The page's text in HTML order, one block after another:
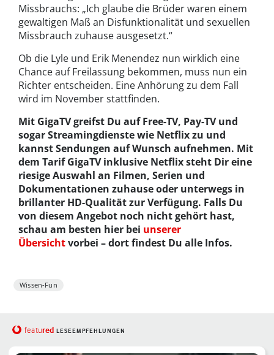
Missbrauchs: „Ich glaube die Brüder waren einem
gewaltigen Maß an Disfunktionalität und sexuellen
Missbrauch zuhause ausgesetzt.“
Ob die Lyle und Erik Menendez nun wirklich eine
Chance auf Freilassung bekommen, muss nun ein
Richter entscheiden. Eine Anhörung zu dem Fall
wird im November stattfinden.
Mit GigaTV greifst Du auf Free-TV, Pay-TV und
sogar Streamingdienste wie Netflix zu und
kannst Sendungen auf Wunsch aufnehmen. Mit
dem Tarif GigaTV inklusive Netflix steht Dir eine
riesige Auswahl an Filmen, Serien und
Dokumentationen zuhause oder unterwegs in
brillanter HD-Qualität zur Verfügung. Falls Du
von diesem Angebot noch nicht gehört hast,
schau am besten hier bei unserer
Übersichtvorbei – dort findest Du alle Infos.
Wissen-Fun
featured LESEEMPFEHLUNGEN